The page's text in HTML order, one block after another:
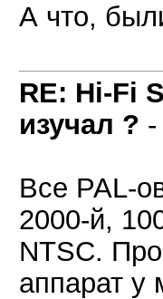
А что,
RE: Hi-Fi
изучал ? -
Все PAL-
2000-й,
NTSC.
аппарат у